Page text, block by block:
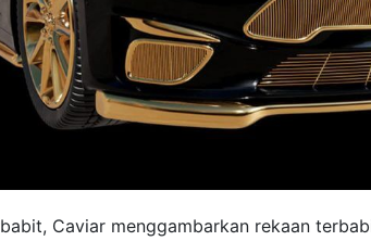
Caviar menggambarkan rekaan